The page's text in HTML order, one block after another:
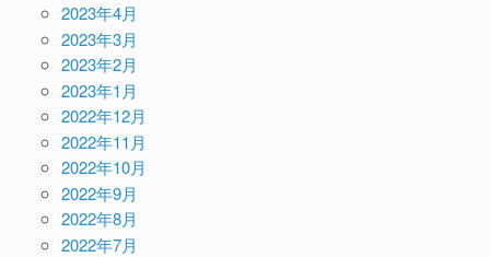
2023年4月
2023年3月
2023年2月
2023年1月
2022年12月
2022年11月
2022年10月
2022年9月
2022年8月
2022年7月